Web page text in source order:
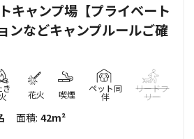
キャンプ場【プライベート
ンなどキャンプルールご確
き
花火 喫煙
ペット同
伴
リードフ
リー
面積: 42m²